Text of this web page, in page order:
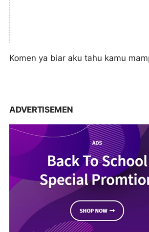
Komen ya biar aku tahu kamu
ADVERTISEMEN